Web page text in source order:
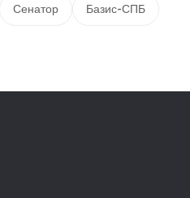
Сенатор Базис-СПБ